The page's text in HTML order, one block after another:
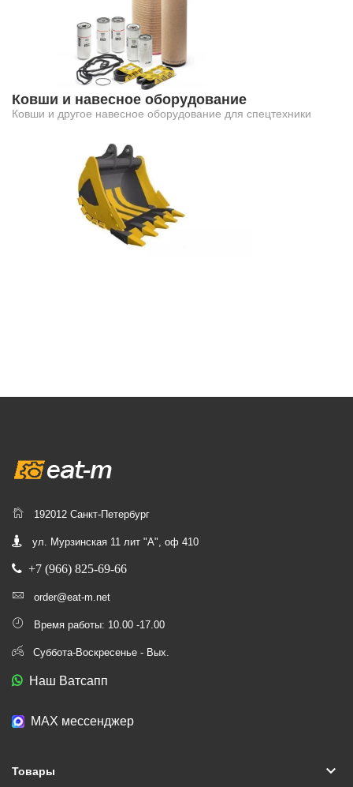
Ковши и навесное оборудование
Ковши и другое навесное оборудование для спецтехники
192012 Санкт-Петербург
ул. Мурзинская 11 лит "А", оф 410
+7 (966) 825-69-66
order@eat-m.net
Время работы: 10.00 -17.00
Суббота-Воскресенье - Вых.
Наш Ватсапп
МАХ мессенджер
Товары keyboard_arrow_down